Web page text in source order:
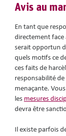
Avis au
En tant que
directement face
serait opportun
quels motifs ce
ces faits de
responsabilité
menaçante.
les mesures
devra être
Il existe parfois